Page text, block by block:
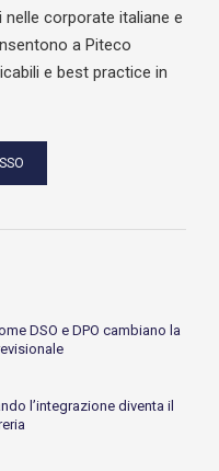
corporate italiane e
a Piteco
e best practice in
DSO e DPO cambiano la
l’integrazione diventa il